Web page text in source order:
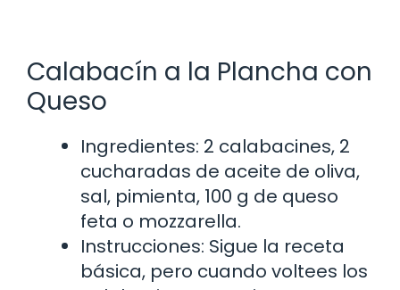
Calabacín a la Plancha con
Queso
Ingredientes: 2 calabacines, 2
cucharadas de aceite de oliva,
sal, pimienta, 100 g de queso
feta o mozzarella.
Instrucciones: Sigue la receta
básica, pero cuando voltees los